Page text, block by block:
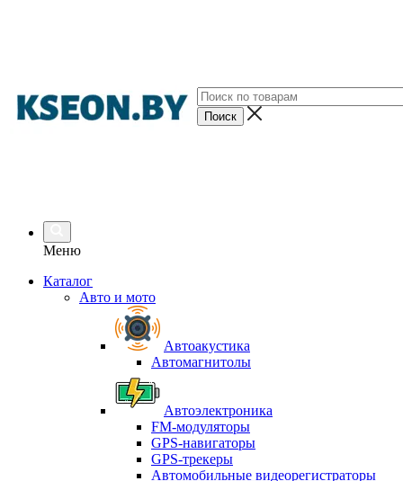
Меню
Каталог
Авто и мото
Автоакустика
Автомагнитолы
Автоэлектроника
FM-модуляторы
GPS-навигаторы
GPS-трекеры
Автомобильные видеорегистраторы